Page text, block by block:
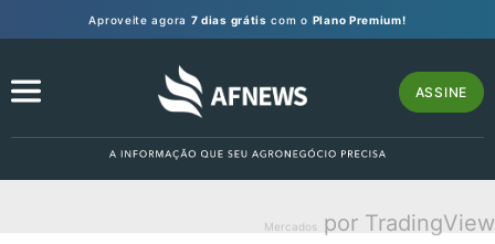
Aproveite agora 7 dias grátis com o Plano Premium!
ASSINE
Mercados por TradingView